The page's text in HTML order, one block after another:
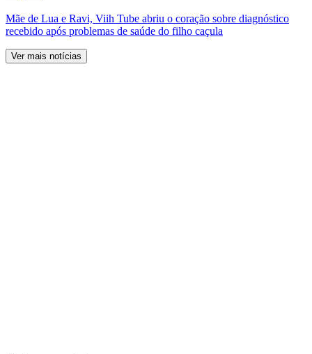
Mãe de Lua e Ravi, Viih Tube abriu o coração sobre diagnóstico
recebido após problemas de saúde do filho caçula
Ver mais notícias